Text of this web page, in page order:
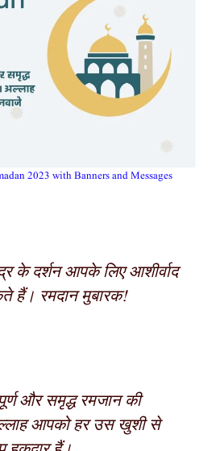
2023 with Banners and Messages
के दर्शन आपके लिए आशीर्वाद
हैं। रमदान मुबारक!
और समृद्ध रमजान की
आपको हर उस खुशी से